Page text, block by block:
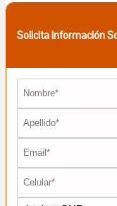
Solicita Información